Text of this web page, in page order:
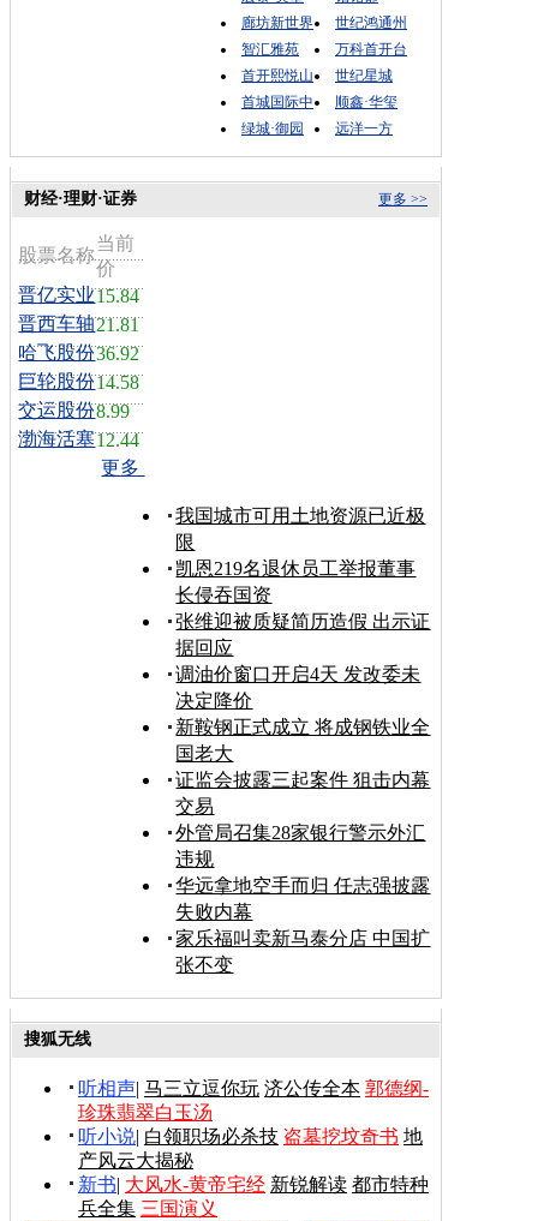
廊坊新世界
世纪鸿通州
智汇雅苑
万科首开台
首开熙悦山
世纪星城
首城国际中
顺鑫·华玺
绿城·御园
远洋一方
更多 >>
财经·理财·证券
股票名称
当前
价
晋亿实业15.84
晋西车轴21.81
哈飞股份36.92
巨轮股份14.58
交运股份8.99
渤海活塞12.44
更多
我国城市可用土地资源已近极
限
凯恩219名退休员工举报董事
长侵吞国资
张维迎被质疑简历造假 出示证
据回应
调油价窗口开启4天 发改委未
决定降价
新鞍钢正式成立 将成钢铁业全
国老大
证监会披露三起案件 狙击内幕
交易
外管局召集28家银行警示外汇
违规
华远拿地空手而归 任志强披露
失败内幕
家乐福叫卖新马泰分店 中国扩
张不变
搜狐无线
听相声| 马三立逗你玩 济公传全本 郭德纲-
珍珠翡翠白玉汤
听小说| 白领职场必杀技 盗墓挖坟奇书 地
产风云大揭秘
新书| 大风水-黄帝宅经 新锐解读 都市特种
兵全集 三国演义